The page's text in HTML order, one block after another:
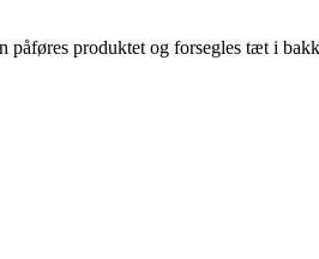
produktet og forsegles tæt i